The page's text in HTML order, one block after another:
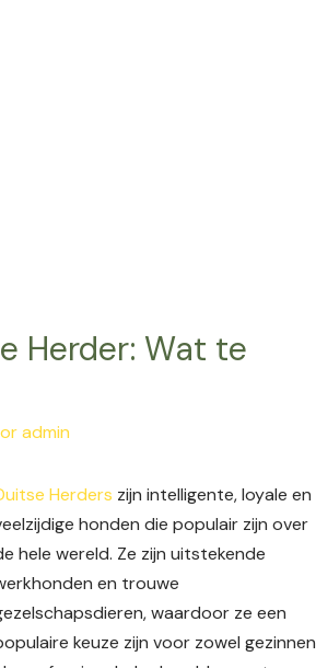
Herder: Wat te
admin
Herders zijn intelligente, loyale en
honden die populair zijn over
hele wereld. Ze zijn uitstekende
en trouwe
waardoor ze een
keuze zijn voor zowel gezinnen